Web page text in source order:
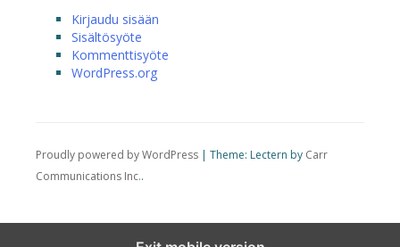
Kirjaudu sisään
Sisältösyöte
Kommenttisyöte
WordPress.org
Proudly powered by WordPress | Theme: Lectern by Carr
Communications Inc..